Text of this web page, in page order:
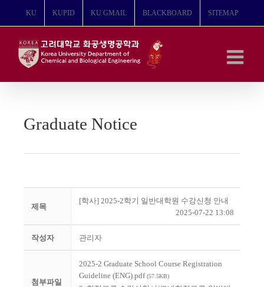
뛰
KU KUPID KU GMAIL BLACKBOARD SITEMAP
Graduate Notice
제목
[학사] 2025-2학기 일반대학원 수강신청 안내
2025-07-22 13:08
작성자 관리자
첨부파일
2025-2 Graduate School Course Registration
Guideline (ENG).pdf(57.5KB)